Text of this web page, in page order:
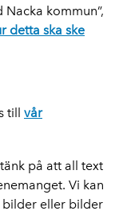
kommun”,
detta ska ske
till vår
på att all text
Vi kan
bilder eller bilder